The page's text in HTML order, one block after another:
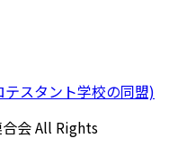
スタント学校の同盟)
会 All Rights